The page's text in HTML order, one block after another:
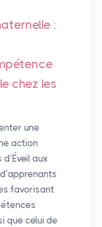
:
chez les
une
action
aux
favorisant
que celui de